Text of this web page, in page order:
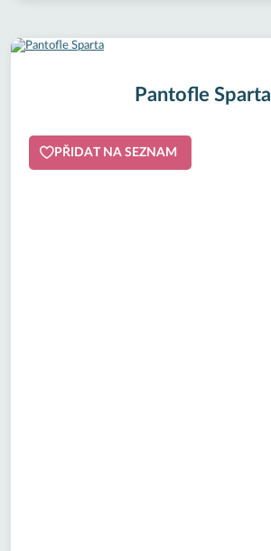
Pantofle Sparta
PŘIDAT NA SEZNAM